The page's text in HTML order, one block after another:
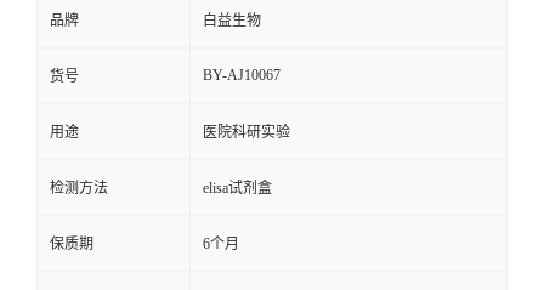
品牌 白益生物
货号 BY-AJ10067
用途 医院科研实验
检测方法 elisa试剂盒
保质期 6个月